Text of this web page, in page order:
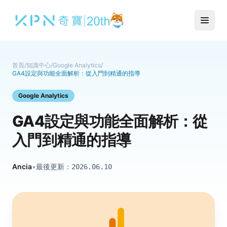
首頁/知識中心/Google Analytics/
GA4設定與功能全面解析：從入門到精通的指導
Google Analytics
GA4設定與功能全面解析：從
入門到精通的指導
Ancia•最後更新： 2026.06.10